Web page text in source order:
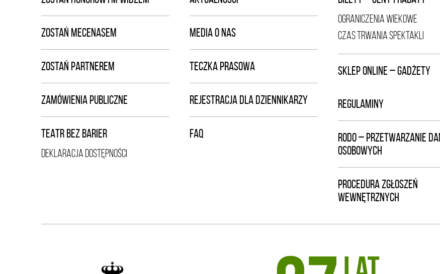
ZOSTAŃ MECENASEM
ZOSTAŃ PARTNEREM
ZAMÓWIENIA PUBLICZNE
TEATR BEZ BARIER
DEKLARACJA DOSTĘPNOŚCI
MEDIA O NAS
TECZKA PRASOWA
REJESTRACJA DLA DZIENNIKARZY
FAQ
OGRANICZENIA WIEKOWE
CZAS TRWANIA SPEKTAKLI
SKLEP ONLINE – GADŻETY
REGULAMINY
RODO – PRZETWARZANIE
OSOBOWYCH
PROCEDURA ZGŁOSZEŃ
WEWNĘTRZNYCH